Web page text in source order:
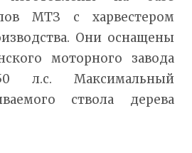
МТЗ с харвестером
Они оснащены
моторного завода
л.с. Максимальный
ствола дерева